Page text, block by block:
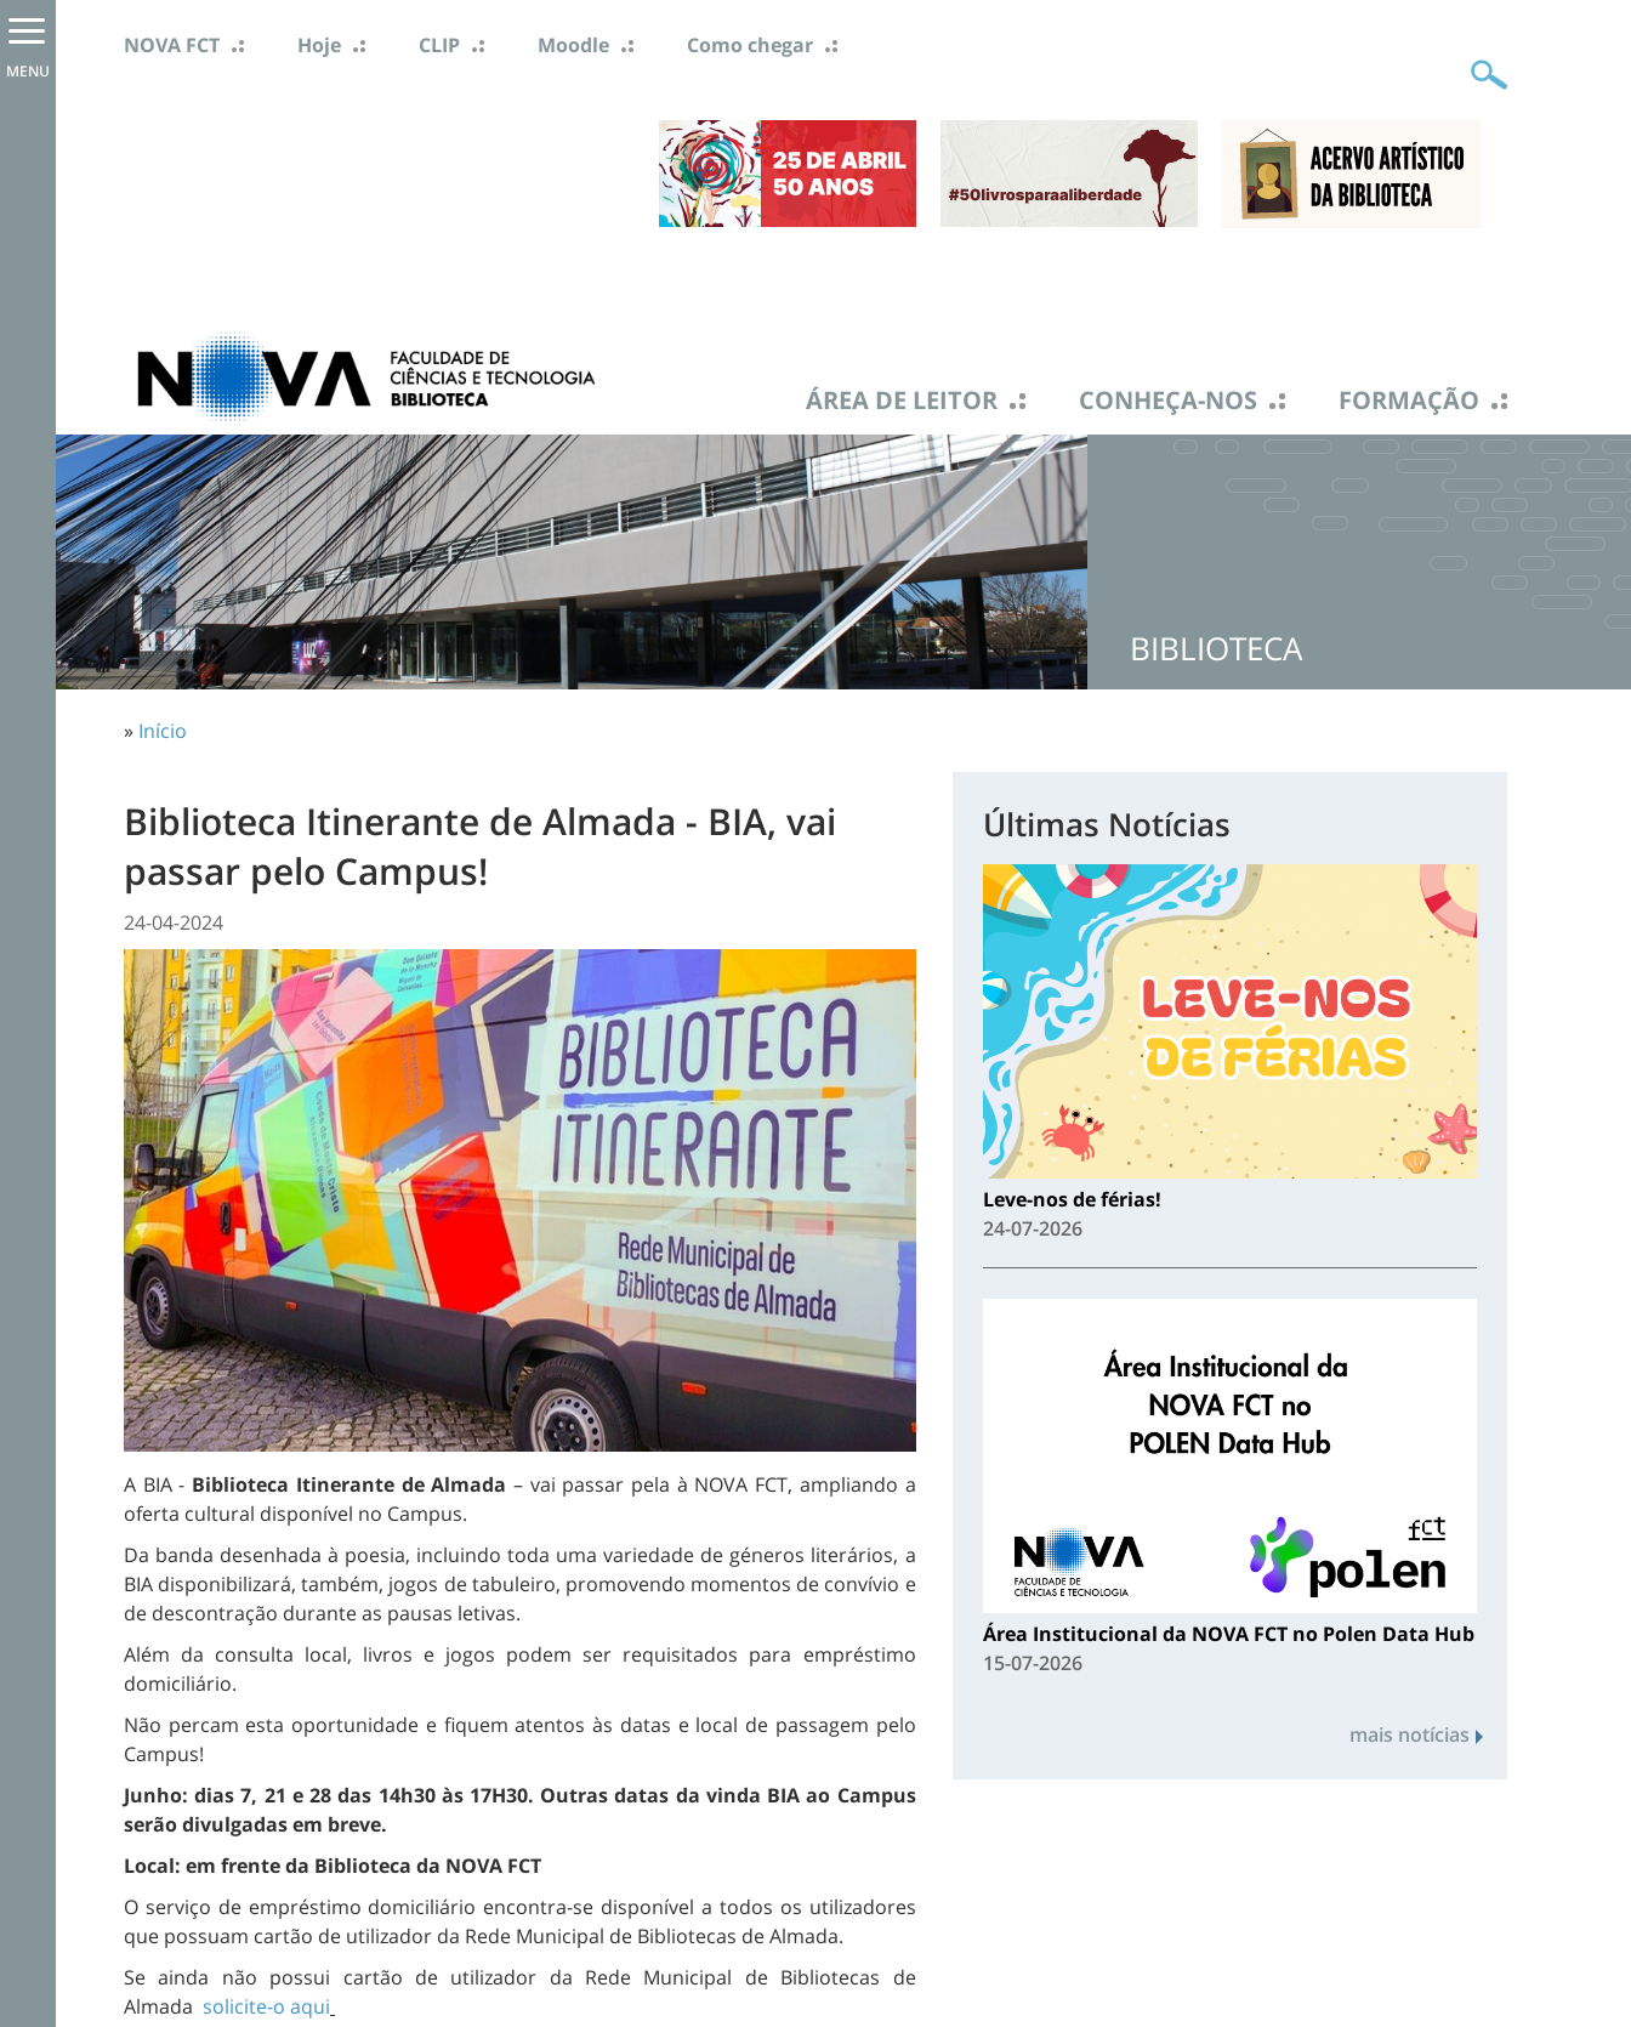
NOVA FCT Hoje CLIP Moodle Como chegar
ÁREA DE LEITOR CONHEÇA-NOS FORMAÇÃO
BIBLIOTECA
» Início
Biblioteca Itinerante de Almada - BIA, vai
passar pelo Campus!
24-04-2024
A BIA - Biblioteca Itinerante de Almada – vai passar pela à NOVA FCT, ampliando a
oferta cultural disponível no Campus.
Da banda desenhada à poesia, incluindo toda uma variedade de géneros literários, a
BIA disponibilizará, também, jogos de tabuleiro, promovendo momentos de convívio e
de descontração durante as pausas letivas.
Além da consulta local, livros e jogos podem ser requisitados para empréstimo
domiciliário.
Não percam esta oportunidade e fiquem atentos às datas e local de passagem pelo
Campus!
Junho: dias 7, 21 e 28 das 14h30 às 17H30. Outras datas da vinda BIA ao Campus
serão divulgadas em breve.
Local: em frente da Biblioteca da NOVA FCT
O serviço de empréstimo domiciliário encontra-se disponível a todos os utilizadores
que possuam cartão de utilizador da Rede Municipal de Bibliotecas de Almada.
Se ainda não possui cartão de utilizador da Rede Municipal de Bibliotecas de
Almada solicite-o aqui
Últimas Notícias
Leve-nos de férias!
24-07-2026
Área Institucional da NOVA FCT no Polen Data Hub
15-07-2026
mais notícias